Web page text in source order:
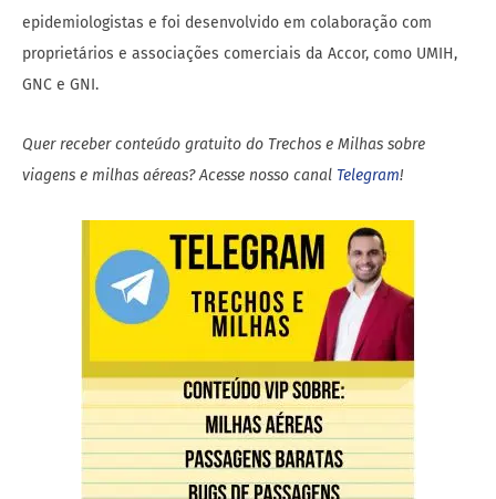
epidemiologistas e foi desenvolvido em colaboração com
proprietários e associações comerciais da Accor, como UMIH,
GNC e GNI.
Quer receber conteúdo gratuito do Trechos e Milhas sobre
viagens e milhas aéreas? Acesse nosso canal Telegram!